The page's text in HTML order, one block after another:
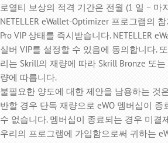
로열티 보상의 적격 기간은 전월 (1 일 – 마
NETELLER eWallet-Optimizer 프로그램의
Pro VIP 상태를 즉시받습니다. NETELLER
실버 VIP를 설정할 수 있음에 동의합니다.
리는 Skrill의 재량에 따라 Skrill Bronze 또
량에 따릅니다.
불필요한 양도에 대한 제안을 남용하는 것
반할 경우 단독 재량으로 eWO 멤버십이 종
수 없습니다. 멤버십이 종료되는 경우 미결
우리의 프로그램에 가입함으로써 귀하는